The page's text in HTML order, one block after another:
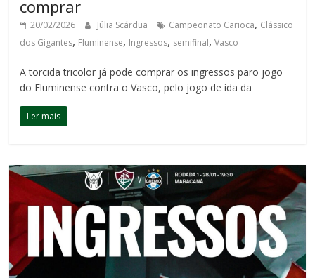
comprar
20/02/2026 Júlia Scárdua Campeonato Carioca, Clássico
dos Gigantes, Fluminense, Ingressos, semifinal,Vasco
A torcida tricolor já pode comprar os ingressos paro jogo
do Fluminense contra o Vasco, pelo jogo de ida da
Ler mais